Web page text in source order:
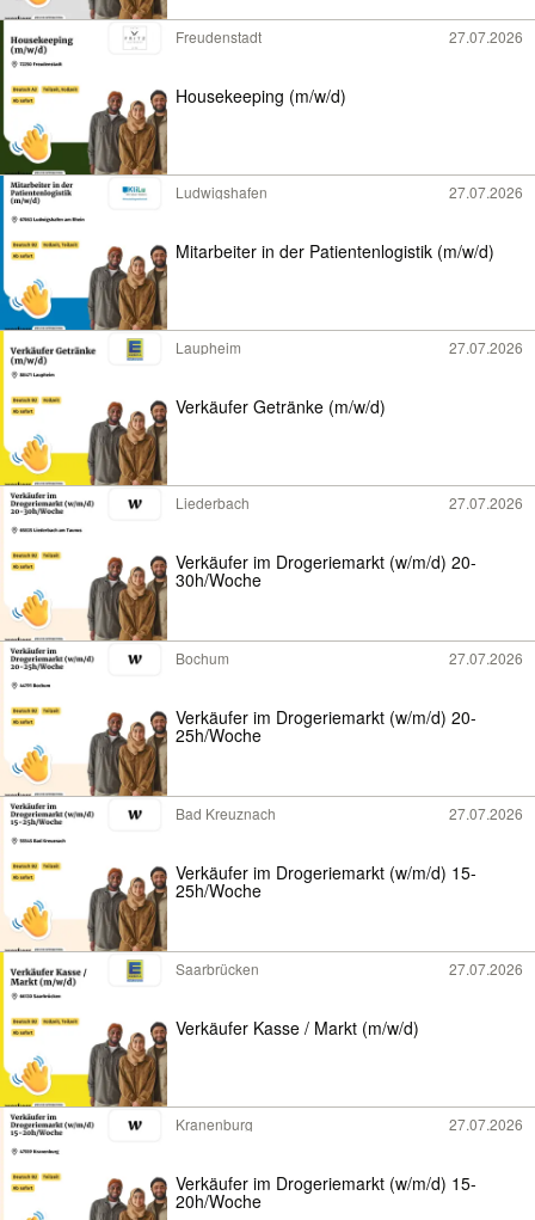
Freudenstadt 27.07.2026
Housekeeping (m/w/d)
Ludwigshafen 27.07.2026
Mitarbeiter in der Patientenlogistik (m/w/d)
Laupheim 27.07.2026
Verkäufer Getränke (m/w/d)
Liederbach 27.07.2026
Verkäufer im Drogeriemarkt (w/m/d) 20-
30h/Woche
Bochum 27.07.2026
Verkäufer im Drogeriemarkt (w/m/d) 20-
25h/Woche
Bad Kreuznach 27.07.2026
Verkäufer im Drogeriemarkt (w/m/d) 15-
25h/Woche
Saarbrücken 27.07.2026
Verkäufer Kasse / Markt (m/w/d)
Kranenburg 27.07.2026
Verkäufer im Drogeriemarkt (w/m/d) 15-
20h/Woche